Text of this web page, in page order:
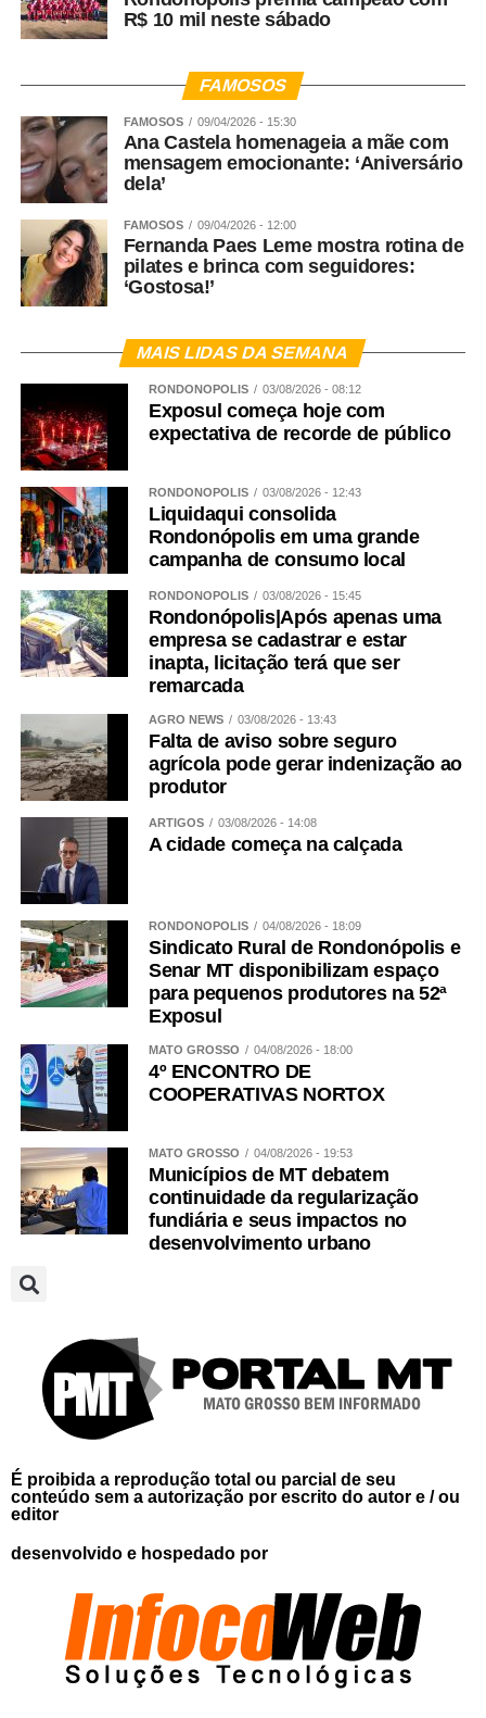
R$ 10 mil neste sábado
FAMOSOS
FAMOSOS 09/04/2026 - 15:30
Ana Castela homenageia a mãe com
mensagem emocionante: ‘Aniversário
dela’
FAMOSOS 09/04/2026 - 12:00
Fernanda Paes Leme mostra rotina de
pilates e brinca com seguidores:
‘Gostosa!’
MAIS LIDAS DA SEMANA
RONDONÓPOLIS 03/08/2026 - 08:12
Exposul começa hoje com
expectativa de recorde de público
RONDONÓPOLIS 03/08/2026 - 12:43
Liquidaqui consolida
Rondonópolis em uma grande
campanha de consumo local
RONDONÓPOLIS 03/08/2026 - 15:45
Rondonópolis|Após apenas uma
empresa se cadastrar e estar
inapta, licitação terá que ser
remarcada
AGRO NEWS 03/08/2026 - 13:43
Falta de aviso sobre seguro
agrícola pode gerar indenização ao
produtor
ARTIGOS 03/08/2026 - 14:08
A cidade começa na calçada
RONDONÓPOLIS 04/08/2026 - 18:09
Sindicato Rural de Rondonópolis e
Senar MT disponibilizam espaço
para pequenos produtores na 52ª
Exposul
MATO GROSSO 04/08/2026 - 18:00
4º ENCONTRO DE
COOPERATIVAS NORTOX
MATO GROSSO 04/08/2026 - 19:53
Municípios de MT debatem
continuidade da regularização
fundiária e seus impactos no
desenvolvimento urbano
É proibida a reprodução total ou parcial de seu
conteúdo sem a autorização por escrito do autor e / ou
editor
desenvolvido e hospedado por